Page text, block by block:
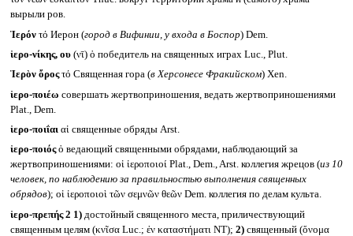
вырыли ров.
Ἱερόν τό Иерон (город в Вифинии, у входа в Боспор) Dem.
ἱερο-νίκης, ου(νῑ) ὁ победитель на священных играх Luc., Plut.
Ἱερὸν ὄροςτό Священная гора (в Херсонесе Фракийском) Xen.
ἱερο-ποιέω совершать жертвоприношения, ведать жертвоприношениями
Plat., Dem.
ἱερο-ποιΐαι αἱ священные обряды Arst.
ἱερο-ποιόςὁ ведающий священными обрядами, наблюдающий за
жертвоприношениями: οἱ ἱεροποιοί Plat., Dem., Arst. коллегия жрецов (из 10
человек, по наблюдению за правильностью выполнения священных
обрядов); οἱ ἱεροποιοὶ τῶν σεμνῶν θεῶν Dem. коллегия по делам культа.
ἱερο-πρεπής 2 1)достойный священного места, приличествующий
священным целям (κνῖσα Luc.; ἐν καταστήματι NT); 2)священный (ὄνομα